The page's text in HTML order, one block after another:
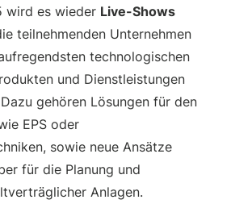
wird es wieder Live-Shows
teilnehmenden Unternehmen
technologischen
und Dienstleistungen
gehören Lösungen für den
EPS oder
sowie neue Ansätze
für die Planung und
Anlagen.